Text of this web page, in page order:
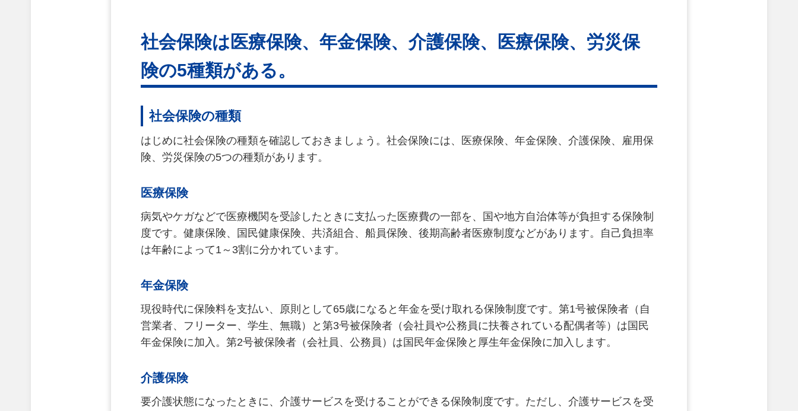
社会保険は医療保険、年金保険、介護保険、医療保険、労災保
険の5種類がある。
社会保険の種類
はじめに社会保険の種類を確認しておきましょう。社会保険には、医療保険、年金保険、介護保険、雇用保
険、労災保険の5つの種類があります。
医療保険
病気やケガなどで医療機関を受診したときに支払った医療費の一部を、国や地方自治体等が負担する保険制
度です。健康保険、国民健康保険、共済組合、船員保険、後期高齢者医療制度などがあります。自己負担率
は年齢によって1～3割に分かれています。
年金保険
現役時代に保険料を支払い、原則として65歳になると年金を受け取れる保険制度です。第1号被保険者（自
営業者、フリーター、学生、無職）と第3号被保険者（会社員や公務員に扶養されている配偶者等）は国民
年金保険に加入。第2号被保険者（会社員、公務員）は国民年金保険と厚生年金保険に加入します。
介護保険
要介護状態になったときに、介護サービスを受けることができる保険制度です。ただし、介護サービスを受